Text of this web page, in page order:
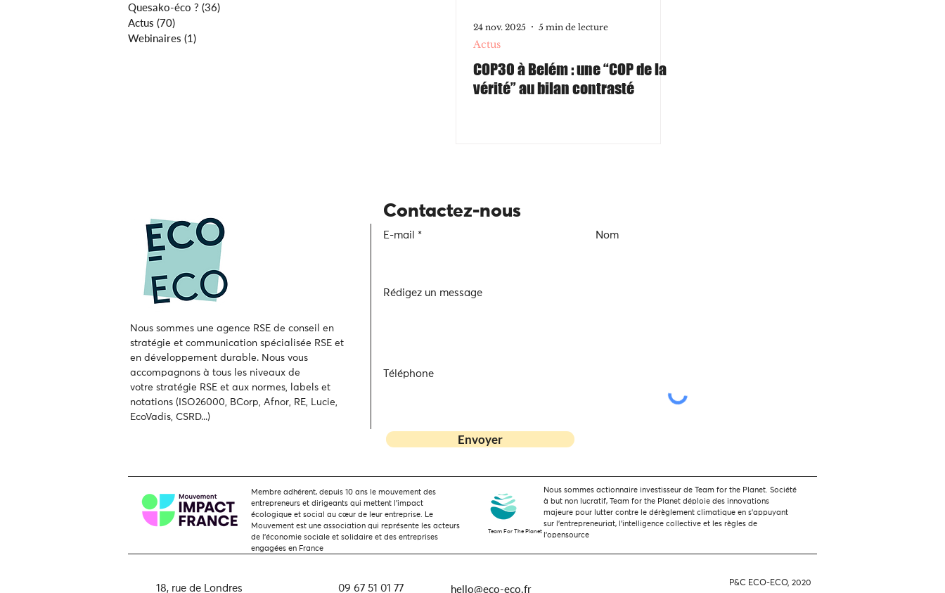
Quesako-éco ? (36)
Actus (70)
Webinaires (1)
24 nov. 2025 5 min de lecture
Actus
COP30 à Belém : une “COP de la
vérité” au bilan contrasté
Nous sommes une agence RSE de conseil en
stratégie et communication spécialisée RSE et
en développement durable. Nous vous
accompagnons à tous les niveaux de
votrestratégie RSE et aux normes, labels et
notations (ISO26000, BCorp, Afnor, RE, Lucie,
EcoVadis, CSRD...)
Contactez-nous
E-mail Nom
Rédigez un message
Téléphone
Envoyer
Membre adhérent, depuis 10 ans le mouvement des
entrepreneurs et dirigeants qui mettent l’impact
écologique et social au cœur de leur entreprise. Le
Mouvement est une association qui représente les acteurs
de l'économie sociale et solidaire et des entreprises
engagées en France
Nous sommes actionnaire investisseur de Team for the Planet. Société
à but non lucratif, Team for the Planet déploie des innovations
majeure pour lutter contre le dérèglement climatique en s'appuyant
sur l'entrepreneuriat, l'intelligence collective et les règles de
l'opensource
Team For The Planet
18, rue de Londres 09 67 51 01 77 hello@eco-eco.fr P&C ECO-ECO, 2020